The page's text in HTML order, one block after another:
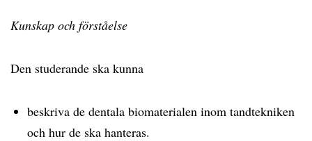
Kunskap och förståelse
Den studerande ska kunna
beskriva de dentala biomaterialen inom tandtekniken
och hur de ska hanteras.